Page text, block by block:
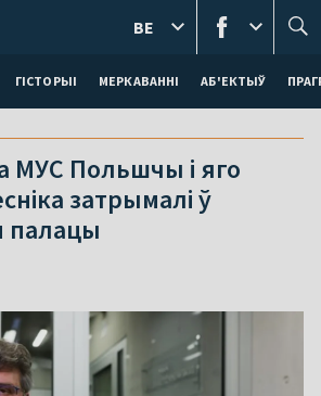
ГІСТОРЫІ МЕРКАВАННI АБ'ЕКТЫЎ
BE
МУС Польшчы і яго
затрымалі ў
палацы